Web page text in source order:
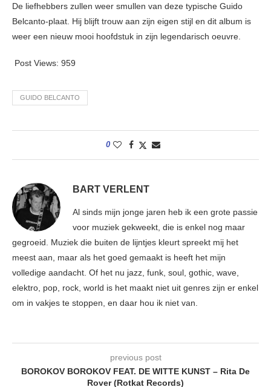
De liefhebbers zullen weer smullen van deze typische Guido
Belcanto-plaat. Hij blijft trouw aan zijn eigen stijl en dit album is
weer een nieuw mooi hoofdstuk in zijn legendarisch oeuvre.
Post Views: 959
GUIDO BELCANTO
0
BART VERLENT
Al sinds mijn jonge jaren heb ik een grote passie
voor muziek gekweekt, die is enkel nog maar
gegroeid. Muziek die buiten de lijntjes kleurt spreekt mij het
meest aan, maar als het goed gemaakt is heeft het mijn
volledige aandacht. Of het nu jazz, funk, soul, gothic, wave,
elektro, pop, rock, world is het maakt niet uit genres zijn er enkel
om in vakjes te stoppen, en daar hou ik niet van.
previous post
BOROKOV BOROKOV FEAT. DE WITTE KUNST – Rita De
Rover (Rotkat Records)